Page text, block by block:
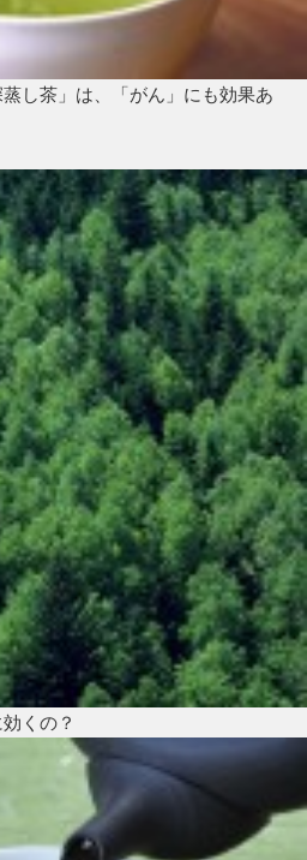
し茶」は、「がん」にも効果あ
くの？